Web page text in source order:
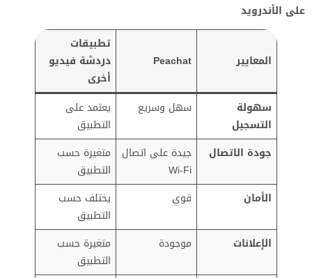
على الأندرويد
المعايير Peachat
تطبيقات
دردشة فيديو
أخرى
سهولة
التسجيل
سهل وسريع
يعتمد على
التطبيق
جودة الاتصال
جيدة على اتصال
Wi-Fi
متغيرة حسب
التطبيق
الأمان
قوي
يختلف حسب
التطبيق
الإعلانات
موجودة
متغيرة حسب
التطبيق